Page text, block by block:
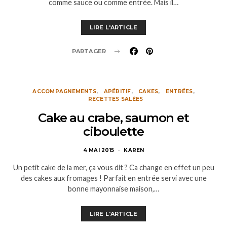
comme sauce ou comme entrée. Mais il…
LIRE L'ARTICLE
PARTAGER
ACCOMPAGNEMENTS APÉRITIF CAKES
ENTRÉES
RECETTES SALÉES
Cake au crabe, saumon et
ciboulette
4 MAI 2015 KAREN
Un petit cake de la mer, ça vous dit ? Ca change en effet un peu
des cakes aux fromages ! Parfait en entrée servi avec une
bonne mayonnaise maison,…
LIRE L'ARTICLE